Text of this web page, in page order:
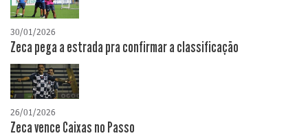
30/01/2026
Zeca pega a estrada pra confirmar a classificação
26/01/2026
Zeca vence Caixas no Passo